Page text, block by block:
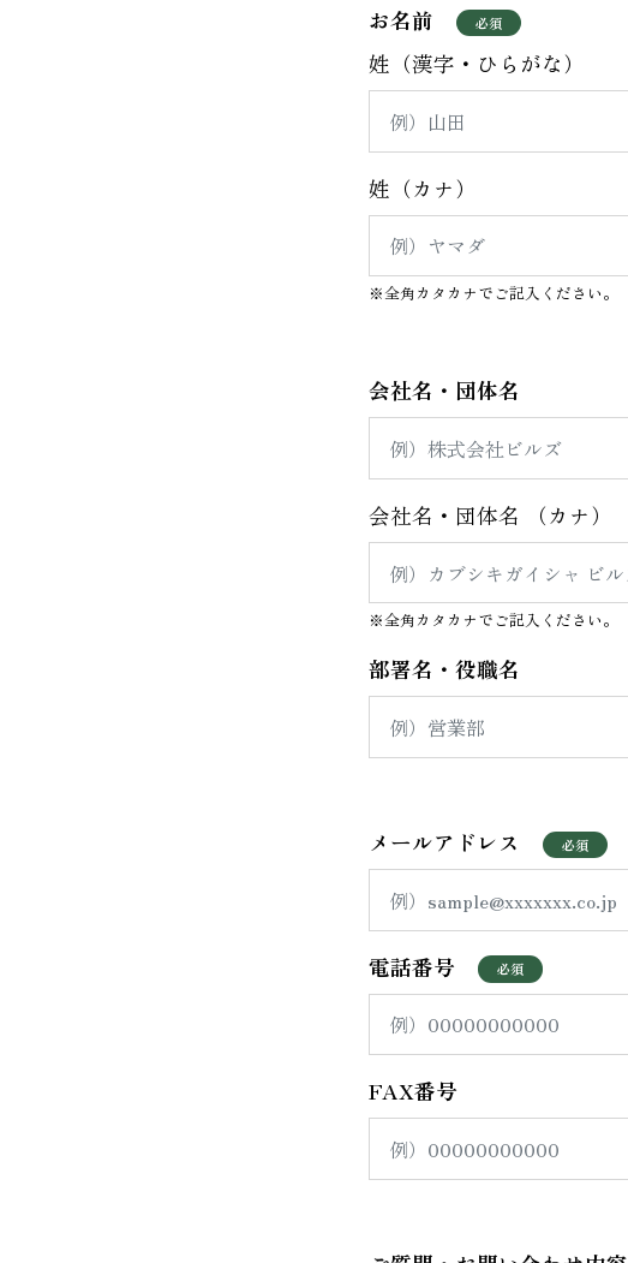
お名前
姓（漢字・ひらがな）
姓（カナ）
※全角カタカナでご記入ください。
会社名・団体名
会社名・団体名 （カナ）
※全角カタカナでご記入ください。
部署名・役職名
メールアドレス
電話番号
FAX番号